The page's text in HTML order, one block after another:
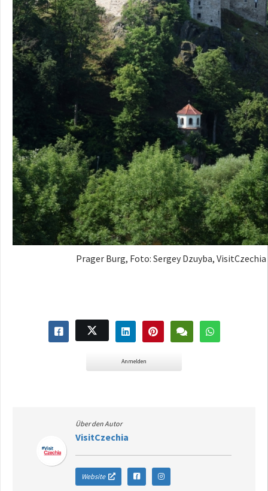
Prager Burg, Foto: Sergey Dzuyba, VisitCzechia
Anmelden
Über den Autor
VisitCzechia
Website